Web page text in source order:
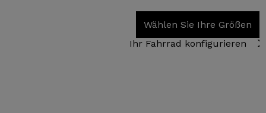
Wählen Sie Ihre Größen
Ihr Fahrrad konfigurieren